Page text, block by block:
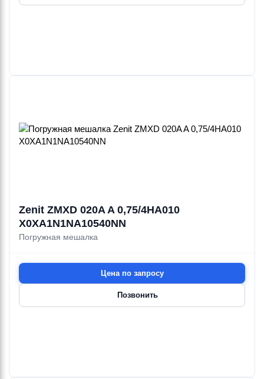
Zenit ZMXD 020A A 0,75/4HA010
X0XA1N1NA10540NN
Погружная мешалка
Цена по запросу
Позвонить